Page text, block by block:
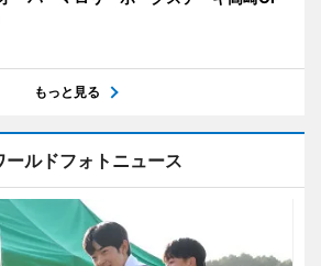
もっと見る
ールドフォトニュース